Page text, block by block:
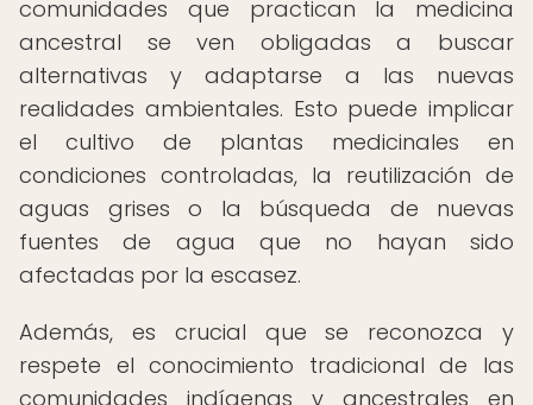
comunidades que practican la medicina
ancestral se ven obligadas a buscar
alternativas y adaptarse a las nuevas
realidades ambientales. Esto puede implicar
el cultivo de plantas medicinales en
condiciones controladas, la reutilización de
aguas grises o la búsqueda de nuevas
fuentes de agua que no hayan sido
afectadas por la escasez.
Además, es crucial que se reconozca y
respete el conocimiento tradicional de las
comunidades indígenas y ancestrales en